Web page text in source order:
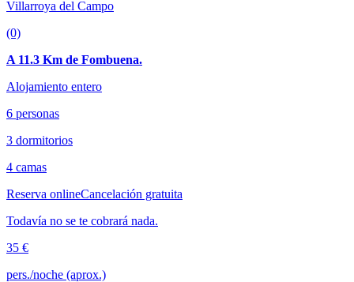
Villarroya del Campo
(0)
A 11.3 Km de Fombuena.
Alojamiento entero
6 personas
3 dormitorios
4 camas
Reserva onlineCancelación gratuita
Todavía no se te cobrará nada.
35 €
pers./noche (aprox.)